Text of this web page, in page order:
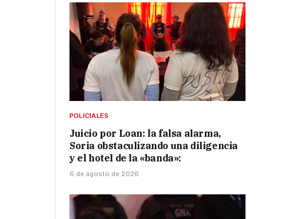
POLICIALES
Juicio por Loan: la falsa alarma,
Soria obstaculizando una diligencia
y el hotel de la «banda»:
6 de agosto de 2026